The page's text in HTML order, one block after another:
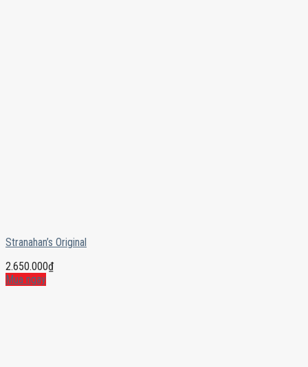
Stranahan’s Original
2.650.000₫
Mua ngay